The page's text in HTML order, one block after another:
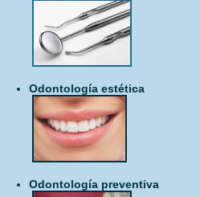
Odontología estética
Odontología preventiva